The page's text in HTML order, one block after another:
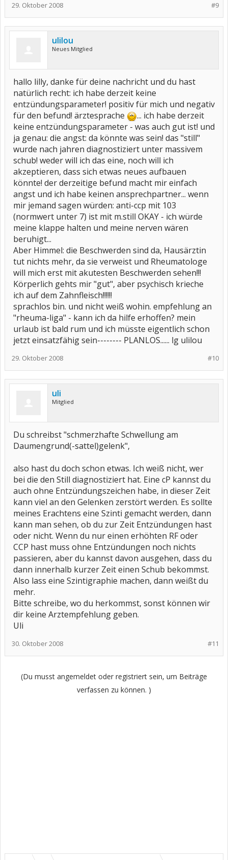
#9
29. Oktober 2008
ulilou
Neues Mitglied
hallo lilly, danke für deine nachricht und du hast
natürlich recht: ich habe derzeit keine
entzündungsparameter! positiv für mich und negativ
für den befund! ärztesprache
... ich habe derzeit
keine entzündungsparameter - was auch gut ist! und
ja genau: die angst: da könnte was sein! das "still"
wurde nach jahren diagnostiziert unter massivem
schub! weder will ich das eine, noch will ich
akzeptieren, dass sich etwas neues aufbauen
könnte! der derzeitige befund macht mir einfach
angst und ich habe keinen ansprechpartner... wenn
mir jemand sagen würden: anti-ccp mit 103
(normwert unter 7) ist mit m.still OKAY - ich würde
meine klappe halten und meine nerven wären
beruhigt...
Aber Himmel: die Beschwerden sind da, Hausärztin
tut nichts mehr, da sie verweist und Rheumatologe
will mich erst mit akutesten Beschwerden sehen!!!
Körperlich gehts mir "gut", aber psychisch krieche
ich auf dem Zahnfleisch!!!!!!
sprachlos bin. und nicht weiß wohin. empfehlung an
"rheuma-liga" - kann ich da hilfe erhoffen? mein
urlaub ist bald rum und ich müsste eigentlich schon
jetzt einsatzfähig sein-------- PLANLOS...... lg ulilou
#10
29. Oktober 2008
uli
Mitglied
Du schreibst "schmerzhafte Schwellung am
Daumengrund(-sattel)gelenk",
also hast du doch schon etwas. Ich weiß nicht, wer
bei die den Still diagnostiziert hat. Eine cP kannst du
auch ohne Entzündungszeichen habe, in dieser Zeit
kann viel an den Gelenken zerstört werden. Es sollte
meines Erachtens eine Szinti gemacht werden, dann
kann man sehen, ob du zur Zeit Entzündungen hast
oder nicht. Wenn du nur einen erhöhten RF oder
CCP hast muss ohne Entzündungen noch nichts
passieren, aber du kannst davon ausgehen, dass du
dann innerhalb kurzer Zeit einen Schub bekommst.
Also lass eine Szintigraphie machen, dann weißt du
mehr.
Bitte schreibe, wo du herkommst, sonst können wir
dir keine Arztempfehlung geben.
Uli
#11
30. Oktober 2008
(Du musst angemeldet oder registriert sein, um Beiträge
verfassen zu können. )